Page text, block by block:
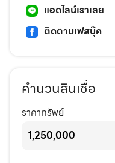
แอดไลน์เราเลย
ติดตามเฟสบุ๊ค
คำนวนสินเชื่อ
ราคาทรัพย์